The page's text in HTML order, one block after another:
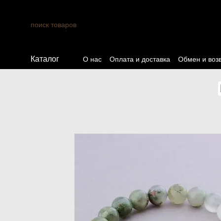
Каталог О нас Оплата и доставка Обмен и